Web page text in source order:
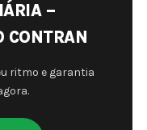
–
CONTRAN
ritmo e garantia